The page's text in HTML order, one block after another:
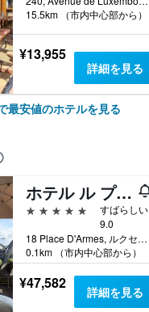
15.5km （市内中心部から）
¥13,955
詳細を見る
最安値のホテルを見る
ホテル ル プラス ダルム - ルレ & シャトー
5つ星
すばらしい
9.0
18 Place D'Armes, ルクセンブルク, ルクセンブルク郡, ルクセンブルク
0.1km （市内中心部から）
¥47,582 詳細を見る